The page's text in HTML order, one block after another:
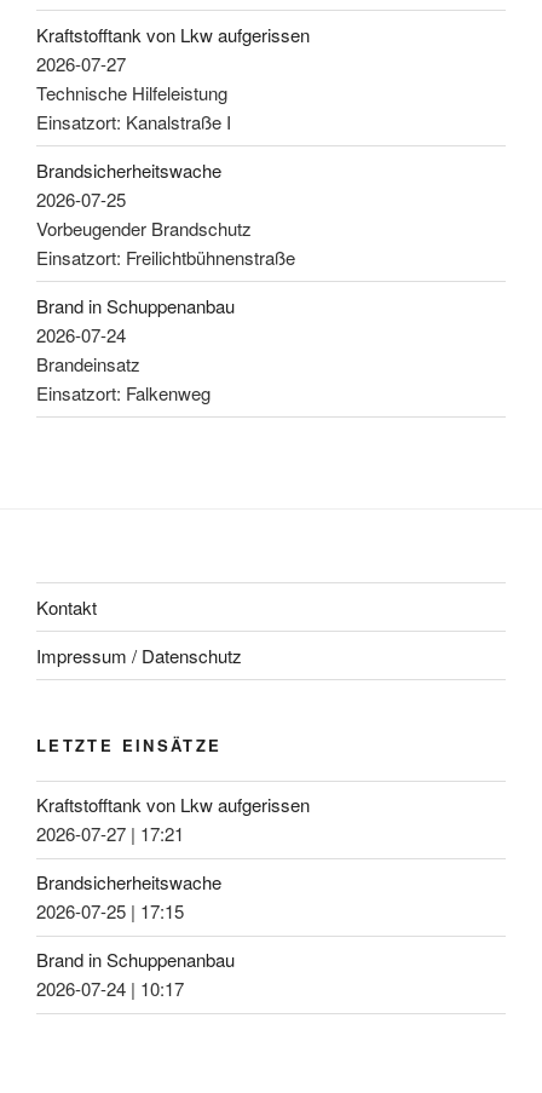
Kraftstofftank von Lkw aufgerissen
2026-07-27
Technische Hilfeleistung
Einsatzort: Kanalstraße I
Brandsicherheitswache
2026-07-25
Vorbeugender Brandschutz
Einsatzort: Freilichtbühnenstraße
Brand in Schuppenanbau
2026-07-24
Brandeinsatz
Einsatzort: Falkenweg
Kontakt
Impressum / Datenschutz
LETZTE EINSÄTZE
Kraftstofftank von Lkw aufgerissen
2026-07-27 | 17:21
Brandsicherheitswache
2026-07-25 | 17:15
Brand in Schuppenanbau
2026-07-24 | 10:17